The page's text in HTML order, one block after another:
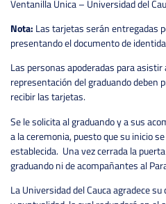
Ventanilla Única – Universidad del
Nota: Las tarjetas serán entregadas
presentando el documento de
Las personas apoderadas para asistir
representación del graduando deben
recibir las tarjetas.
Se le solicita al graduando y a sus
a la ceremonia, puesto que su inicio
establecida. Una vez cerrada la
graduando ni de acompañantes al
La Universidad del Cauca agradece